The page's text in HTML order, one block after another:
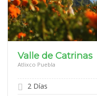
Valle de Catrinas
Atlixco Puebla
2 Días